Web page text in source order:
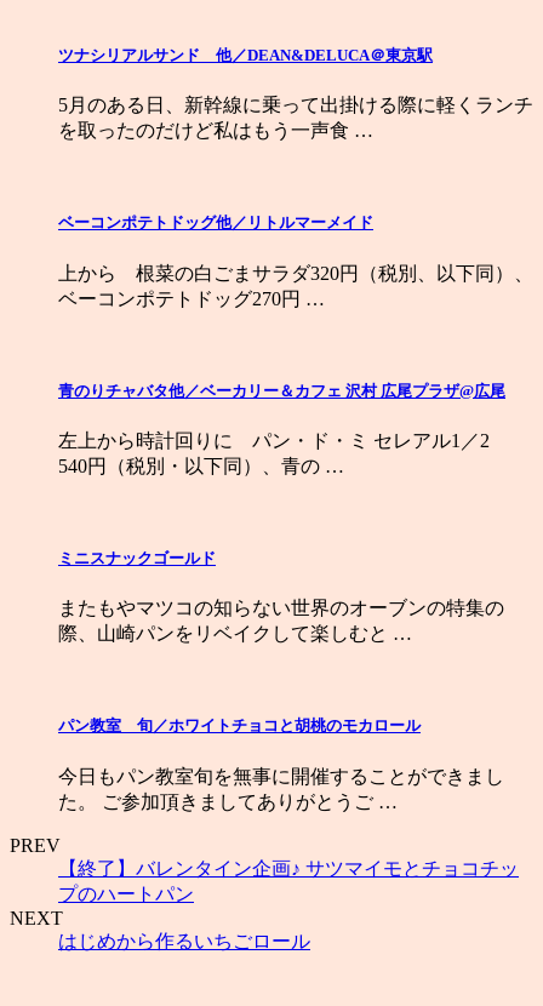
ツナシリアルサンド 他／DEAN&DELUCA＠東京駅
5月のある日、新幹線に乗って出掛ける際に軽くランチ
を取ったのだけど私はもう一声食 …
ベーコンポテトドッグ他／リトルマーメイド
上から 根菜の白ごまサラダ320円（税別、以下同）、
ベーコンポテトドッグ270円 …
青のりチャバタ他／ベーカリー＆カフェ 沢村 広尾プラザ@広尾
左上から時計回りに パン・ド・ミ セレアル1／2
540円（税別・以下同）、青の …
ミニスナックゴールド
またもやマツコの知らない世界のオーブンの特集の
際、山崎パンをリベイクして楽しむと …
パン教室 旬／ホワイトチョコと胡桃のモカロール
今日もパン教室旬を無事に開催することができまし
た。 ご参加頂きましてありがとうご …
PREV
【終了】バレンタイン企画♪ サツマイモとチョコチッ
プのハートパン
NEXT
はじめから作るいちごロール